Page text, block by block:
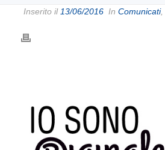
Inserito il 13/06/2016 In Comunicati,